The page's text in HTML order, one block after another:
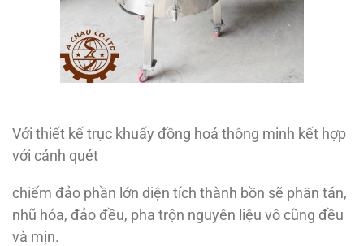
Với thiết kế trục khuấy đồng hoá thông minh kết hợp
với cánh quét
chiếm đảo phần lớn diện tích thành bồn sẽ phân tán,
nhũ hóa, đảo đều, pha trộn nguyên liệu vô cũng đều
và mịn.